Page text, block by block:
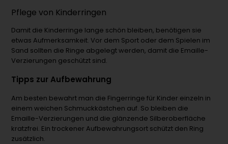
Pflege von Kinderringen
Damit die Kinderringe lange schön bleiben, benötigen sie
etwas Aufmerksamkeit. Vor dem Sport oder dem Spielen im
Sand sollten die Ringe abgelegt werden, damit die Emaille-
Verzierungen geschützt sind.
Tipps zur Aufbewahrung
Am besten bewahrt man die Fingerringe für Kinder einzeln in
einem weichen Schmuckkästchen auf. So bleiben die
Emaille-Verzierungen und die glänzende Silberoberfläche
kratzfrei. Ein trockener Aufbewahrungsort schützt den Ring
zusätzlich.